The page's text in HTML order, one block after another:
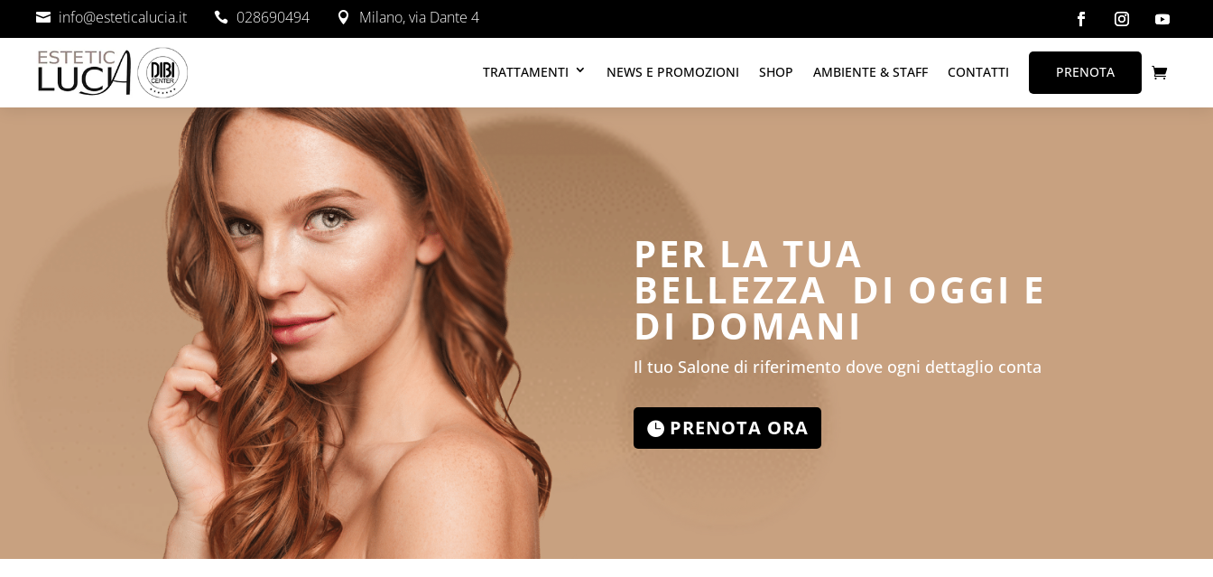
 info@esteticalucia.it  028690494  Milano, via Dante 4
TRATTAMENTI NEWS E PROMOZIONI SHOP AMBIENTE & STAFF CONTATTI PRENOTA
PER LA TUA
BELLEZZA DI OGGI E
DI DOMANI
Il tuo Salone di riferimento dove ogni dettaglio conta
PRENOTA ORA